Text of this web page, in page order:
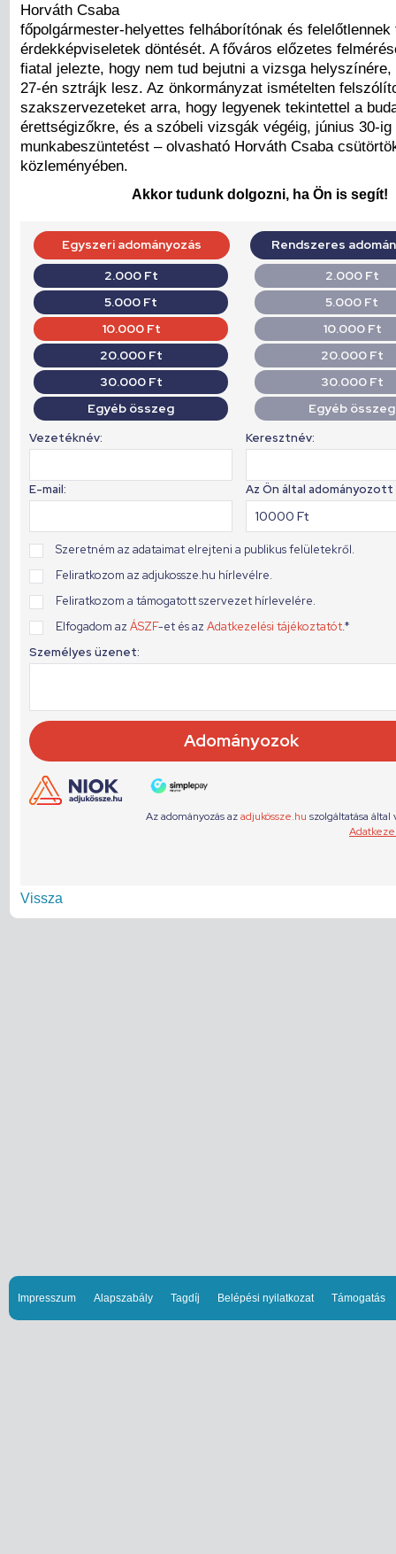
Horváth Csaba
főpolgármester-helyettes felháborítónak és felelőtlennek
érdekképviseletek döntését. A főváros előzetes
fiatal jelezte, hogy nem tud bejutni a vizsga helyszínére,
27-én sztrájk lesz. Az önkormányzat ismételten
szakszervezeteket arra, hogy legyenek tekintettel a
érettségizőkre, és a szóbeli vizsgák végéig, június 30-ig
munkabeszüntetést – olvasható Horváth Csaba
közleményében.
Akkor tudunk dolgozni, ha Ön is segít!
Vissza
Impresszum Alapszabály Tagdíj Belépési nyilatkozat Támogatás